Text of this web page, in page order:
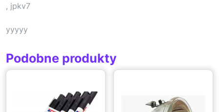
, jpkv7
yyyyy
Podobne produkty